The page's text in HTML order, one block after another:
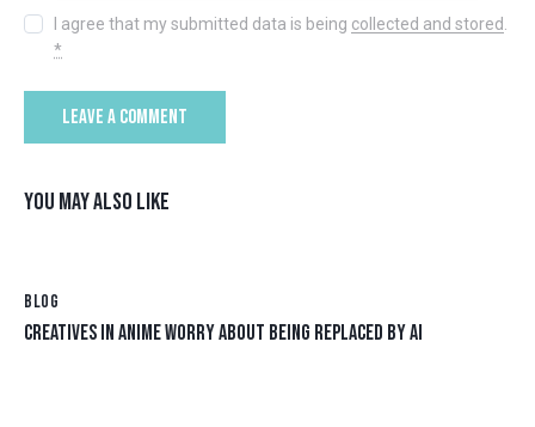
I agree that my submitted data is being collected and stored
*
YOU MAY ALSO LIKE
BLOG
CREATIVES IN ANIME WORRY ABOUT BEING REPLACED BY AI